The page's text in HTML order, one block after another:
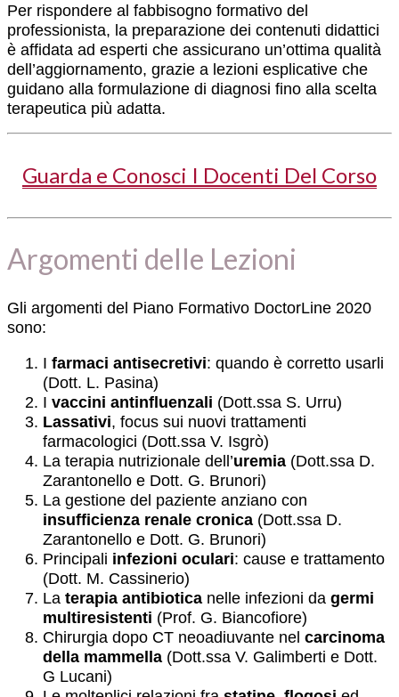
Per rispondere al fabbisogno formativo del
professionista, la preparazione dei contenuti didattici
è affidata ad esperti che assicurano un’ottima qualità
dell’aggiornamento, grazie a lezioni esplicative che
guidano alla formulazione di diagnosi fino alla scelta
terapeutica più adatta.
Guarda e Conosci I Docenti Del Corso
Argomenti delle Lezioni
Gli argomenti del Piano Formativo DoctorLine 2020
sono:
I farmaci antisecretivi: quando è corretto usarli
(Dott. L. Pasina)
I vaccini antinfluenzali (Dott.ssa S. Urru)
Lassativi, focus sui nuovi trattamenti
farmacologici (Dott.ssa V. Isgrò)
La terapia nutrizionale dell’uremia (Dott.ssa D.
Zarantonello e Dott. G. Brunori)
La gestione del paziente anziano con
insufficienza renale cronica (Dott.ssa D.
Zarantonello e Dott. G. Brunori)
Principali infezioni oculari: cause e trattamento
(Dott. M. Cassinerio)
La terapia antibiotica nelle infezioni da germi
multiresistenti (Prof. G. Biancofiore)
Chirurgia dopo CT neoadiuvante nel carcinoma
della mammella (Dott.ssa V. Galimberti e Dott.
G Lucani)